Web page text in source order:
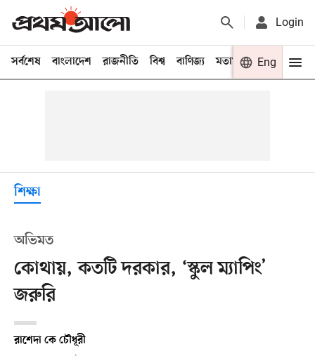
Login
সর্বশেষ বাংলাদেশ রাজনীতি বিশ্ব বাণিজ্য মতামত খেলা
Eng
শিক্ষা
অভিমত
কোথায়, কতটি দরকার, ‘স্কুল ম্যাপিং’
জরুরি
রাশেদা কে চৌধূরী